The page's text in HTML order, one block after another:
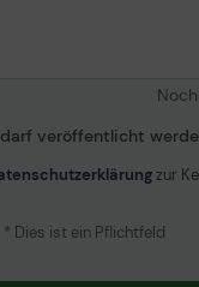
Noch
veröffentlicht
zur
* Dies ist ein Pflichtfeld